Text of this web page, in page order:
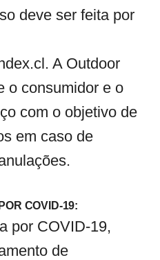
deve ser feita por
. A Outdoor
o consumidor e o
com o objetivo de
em caso de
COVID-19:
por COVID-19,
de